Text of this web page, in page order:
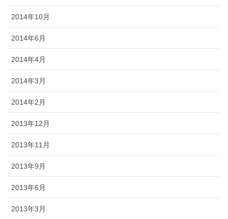
2014年10月
2014年6月
2014年4月
2014年3月
2014年2月
2013年12月
2013年11月
2013年9月
2013年6月
2013年3月